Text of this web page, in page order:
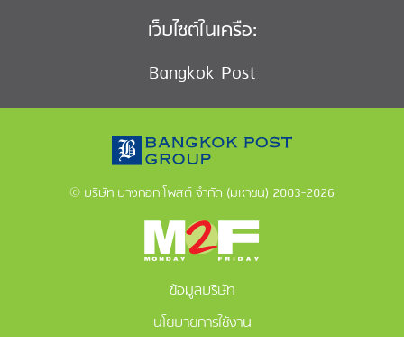
เว็บไซต์ในเครือ:
Bangkok Post
© บริษัท บางกอก โพสต์ จำกัด (มหาชน) 2003-2026
ข้อมูลบริษัท
นโยบายการใช้งาน